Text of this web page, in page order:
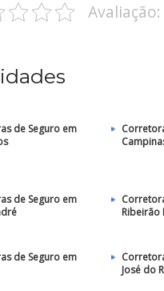
de Seguro em
de Seguro em
Ribeirão
de Seguro em
José do